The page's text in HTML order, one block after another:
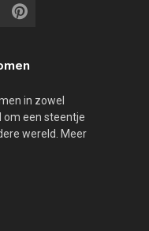
in zowel
om een steentje
wereld. Meer